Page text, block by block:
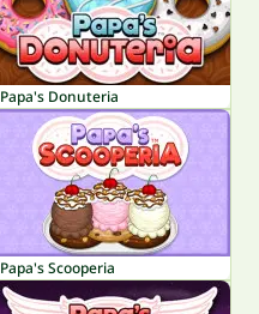
Papa's Donuteria
Papa's Scooperia